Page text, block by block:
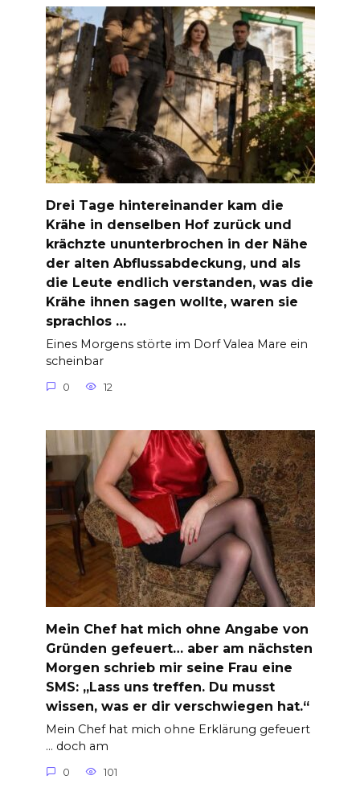
Drei Tage hintereinander kam die
Krähe in denselben Hof zurück und
krächzte ununterbrochen in der Nähe
der alten Abflussabdeckung, und als
die Leute endlich verstanden, was die
Krähe ihnen sagen wollte, waren sie
sprachlos …
Eines Morgens störte im Dorf Valea Mare ein
scheinbar
0 12
Mein Chef hat mich ohne Angabe von
Gründen gefeuert… aber am nächsten
Morgen schrieb mir seine Frau eine
SMS: „Lass uns treffen. Du musst
wissen, was er dir verschwiegen hat.“
Mein Chef hat mich ohne Erklärung gefeuert
… doch am
0 101